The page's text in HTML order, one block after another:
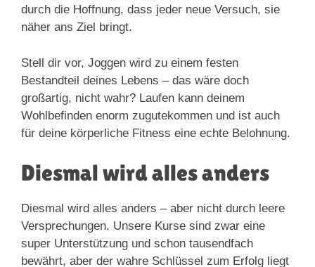
durch die Hoffnung, dass jeder neue Versuch, sie
näher ans Ziel bringt.
Stell dir vor, Joggen wird zu einem festen
Bestandteil deines Lebens – das wäre doch
großartig, nicht wahr? Laufen kann deinem
Wohlbefinden enorm zugutekommen und ist auch
für deine körperliche Fitness eine echte Belohnung.
Diesmal wird alles anders
Diesmal wird alles anders – aber nicht durch leere
Versprechungen. Unsere Kurse sind zwar eine
super Unterstützung und schon tausendfach
bewährt, aber der wahre Schlüssel zum Erfolg liegt